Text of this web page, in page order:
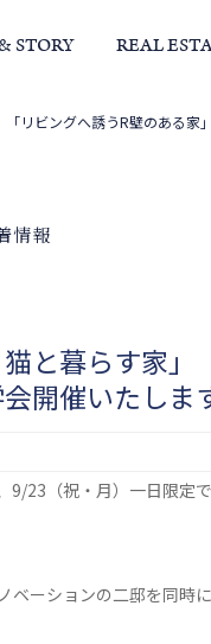
STORY
家づくりストーリ
REAL
らの挨拶 経
「リビングへ誘うR壁のある家
情報
猫と暮らす家
開催いたしま
9/23（祝・月）一日限定
ベーションの二邸を同時に